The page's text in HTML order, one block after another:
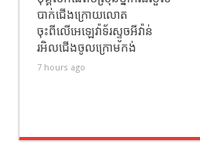
បាក់ជេីងក្រោយលោត
ចុះពីលេីអេឡេវ៉ាទ័រស្ទូចអីវ៉ាន់
រអិលជេីងចូលក្រោមកង់
7 hours ago